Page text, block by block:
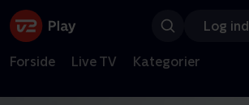
Log ind
Forside Live TV Kategorier